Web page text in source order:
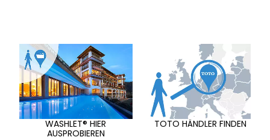
WASHLET® HIER
AUSPROBIEREN
TOTO HÄNDLER FINDEN